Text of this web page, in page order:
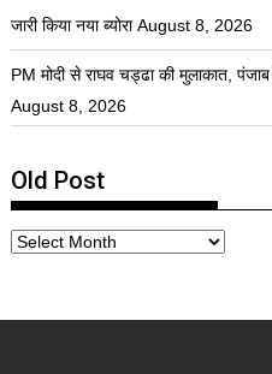
जारी किया नया ब्योरा August 8, 2026
PM मोदी से राघव चड्ढा की मुलाकात, पंजाब
August 8, 2026
Old Post